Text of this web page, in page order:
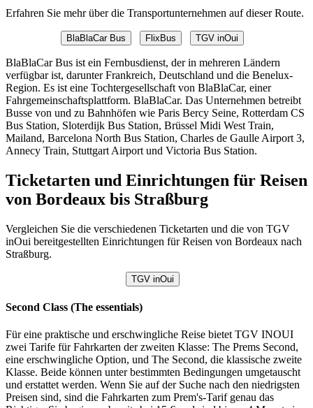
Erfahren Sie mehr über die Transportunternehmen auf dieser Route.
BlaBlaCar Bus FlixBus TGV inOui
BlaBlaCar Bus ist ein Fernbusdienst, der in mehreren Ländern
verfügbar ist, darunter Frankreich, Deutschland und die Benelux-
Region. Es ist eine Tochtergesellschaft von BlaBlaCar, einer
Fahrgemeinschaftsplattform. BlaBlaCar. Das Unternehmen betreibt
Busse von und zu Bahnhöfen wie Paris Bercy Seine, Rotterdam CS
Bus Station, Sloterdijk Bus Station, Brüssel Midi West Train,
Mailand, Barcelona North Bus Station, Charles de Gaulle Airport 3,
Annecy Train, Stuttgart Airport und Victoria Bus Station.
Ticketarten und Einrichtungen für Reisen
von Bordeaux bis Straßburg
Vergleichen Sie die verschiedenen Ticketarten und die von TGV
inOui bereitgestellten Einrichtungen für Reisen von Bordeaux nach
Straßburg.
TGV inOui
Second Class (The essentials)
Für eine praktische und erschwingliche Reise bietet TGV INOUI
zwei Tarife für Fahrkarten der zweiten Klasse: The Prems Second,
eine erschwingliche Option, und The Second, die klassische zweite
Klasse. Beide können unter bestimmten Bedingungen umgetauscht
und erstattet werden. Wenn Sie auf der Suche nach den niedrigsten
Preisen sind, sind die Fahrkarten zum Prem's-Tarif genau das